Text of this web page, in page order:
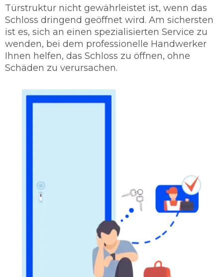
Türstruktur nicht gewährleistet ist, wenn das
Schloss dringend geöffnet wird. Am sichersten
ist es, sich an einen spezialisierten Service zu
wenden, bei dem professionelle Handwerker
Ihnen helfen, das Schloss zu öffnen, ohne
Schäden zu verursachen.